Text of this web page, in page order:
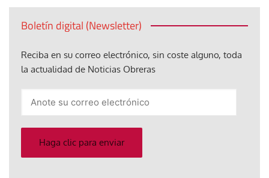
Boletín digital (Newsletter)
Reciba en su correo electrónico, sin coste alguno, toda
la actualidad de Noticias Obreras
electrónico
Haga clic para enviar